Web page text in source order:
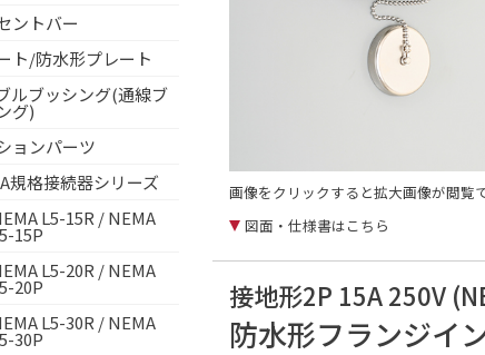
ントバー
ト/防水形プレート
ルブッシング(通線ブ
グ)
ョンパーツ
規格接続器シリーズ
L5-15R / NEMA
15P
L5-20R / NEMA
20P
L5-30R / NEMA
30P
画像をクリックすると拡大画像が閲覧で
図面・仕様書はこちら
接地形2P 15A 250V
防水形フランジイ